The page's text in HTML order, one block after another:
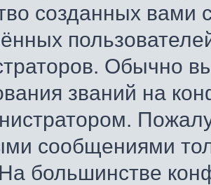
созданных
Обычно
званий на
сообщениями
большинстве